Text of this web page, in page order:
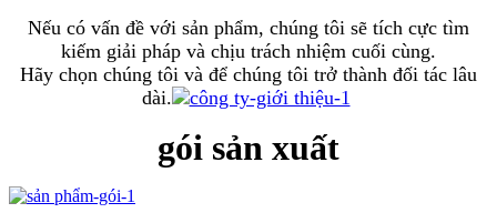
Nếu có vấn đề với sản phẩm, chúng tôi sẽ tích cực tìm
kiếm giải pháp và chịu trách nhiệm cuối cùng.
Hãy chọn chúng tôi và để chúng tôi trở thành đối tác lâu
dài.
gói sản xuất